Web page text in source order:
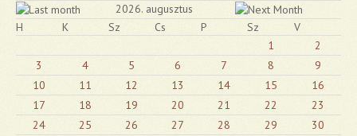
2026. augusztus
H
K Sz Cs P Sz
V
1
2
3
4 5 6 7 8
9
10
11 12 13 14 15
16
17
18 19 20 21 22
23
24
25 26 27 28 29
30